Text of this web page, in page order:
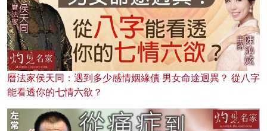
曆法家侯天同：遇到多少感情姻緣債 男女命途迥異？ 從八字
能看透你的七情六欲？